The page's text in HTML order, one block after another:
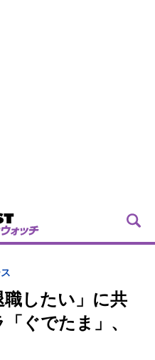
職したい」に共
ぐでたま」、